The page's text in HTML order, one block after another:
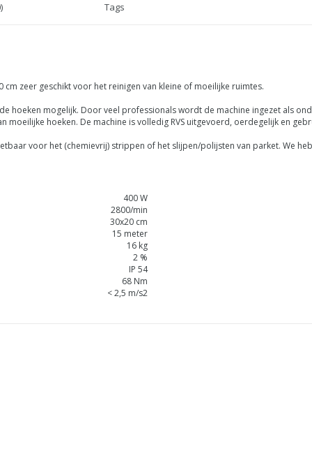
Tags
cm zeer geschikt voor het reinigen van kleine of moeilijke ruimtes.
hoeken mogelijk. Door veel professionals wordt de machine ingezet als
hoeken. De machine is volledig RVS uitgevoerd, oerdegelijk en
voor het (chemievrij) strippen of het slijpen/polijsten van parket. We
400 W
2800/min
30x20 cm
15 meter
16 kg
2 %
IP 54
68 Nm
< 2,5 m/s2